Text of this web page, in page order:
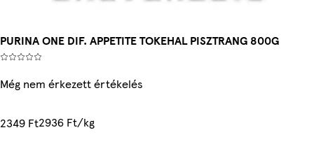
PURINA ONE DIF. APPETITE TOKEHAL PISZTRANG 800G
Még nem érkezett értékelés
2349 Ft2936 Ft/kg